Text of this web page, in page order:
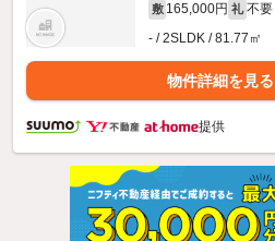
敷 165,000円 礼 不要
- / 2SLDK / 81.77㎡
物件詳細を見る
提供